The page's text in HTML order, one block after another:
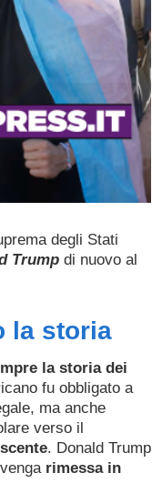
degli Stati
Trump di nuovo al
la storia
la storia dei
fu obbligato a
ma anche
verso il
. Donald Trump
rimessa in